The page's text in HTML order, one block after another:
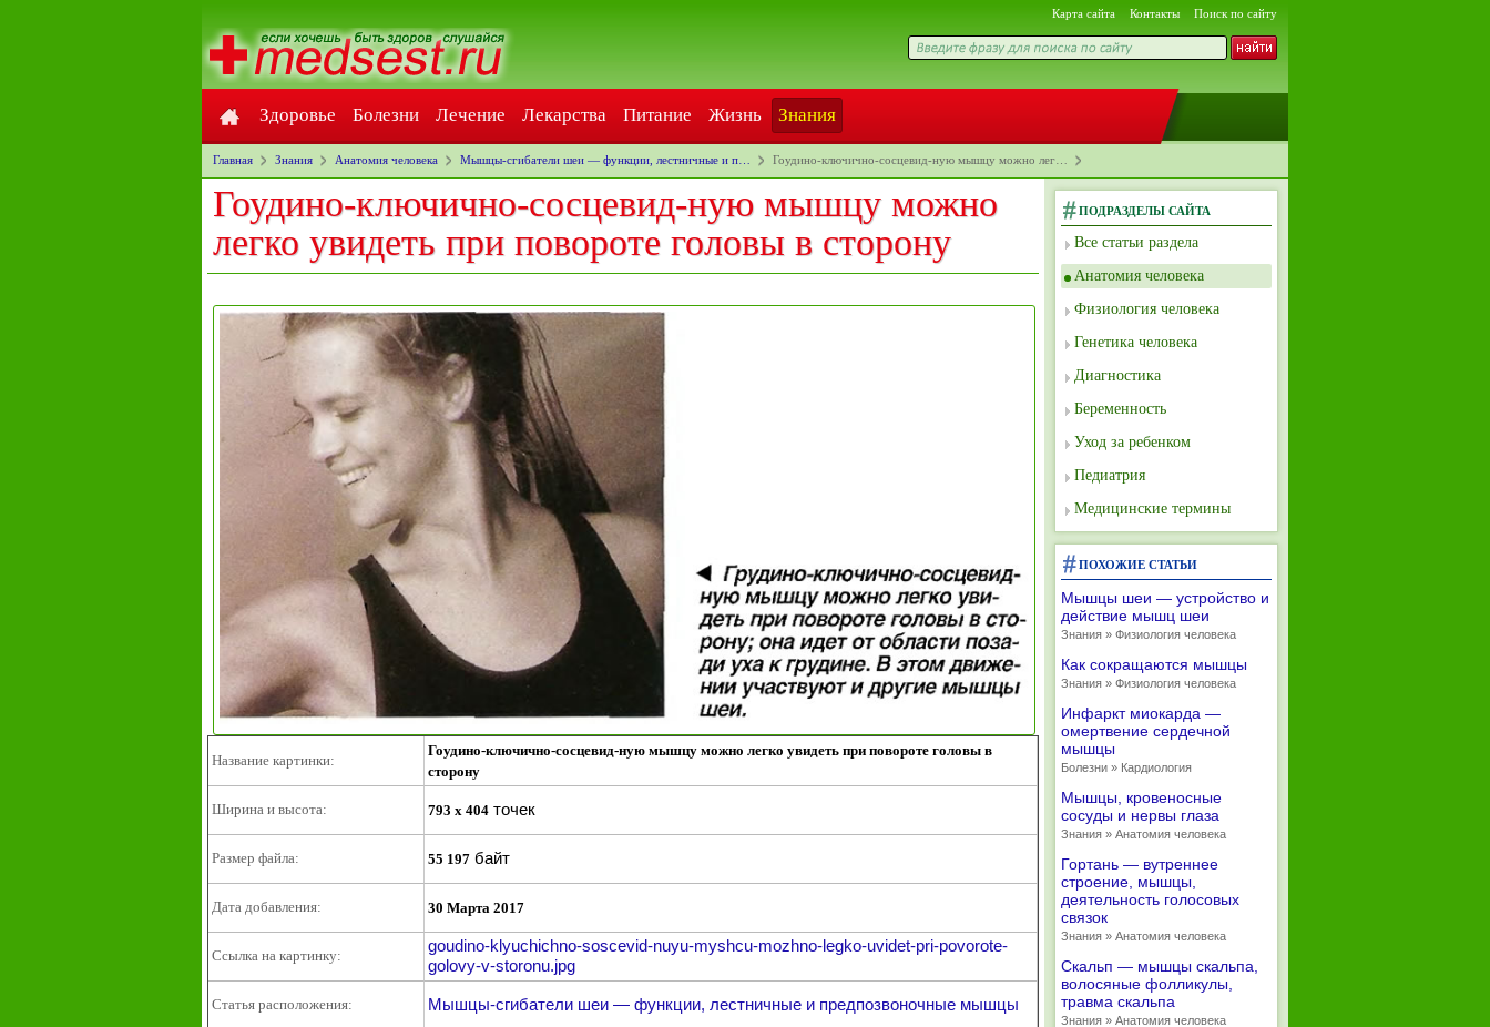
Карта сайта Контакты Поиск по сайту
Здоровье Болезни Лечение Лекарства Питание Жизнь Знания
Главная Знания Анатомия человека Мышцы-сгибатели шеи — функции, лестничные и п… Гоудино-ключично-сосцевид-ную мышцу можно лег…
Гоудино-ключично-сосцевид-ную мышцу можно
легко увидеть при повороте головы в сторону
Название картинки:
Гоудино-ключично-сосцевид-ную мышцу можно легко увидеть при повороте головы в
сторону
Ширина и высота: 793 x 404 точек
Размер файла: 55 197 байт
Дата добавления: 30 Марта 2017
Ссылка на картинку:
goudino-klyuchichno-soscevid-nuyu-myshcu-mozhno-legko-uvidet-pri-povorote-
golovy-v-storonu.jpg
Статья расположения: Мышцы-сгибатели шеи — функции, лестничные и предпозвоночные мышцы
ПОДРАЗДЕЛЫ САЙТА
Все статьи раздела
Анатомия человека
Физиология человека
Генетика человека
Диагностика
Беременность
Уход за ребенком
Педиатрия
Медицинские термины
ПОХОЖИЕ СТАТЬИ
Мышцы шеи — устройство и
действие мышц шеи
Знания » Физиология человека
Как сокращаются мышцы
Знания » Физиология человека
Инфаркт миокарда —
омертвение сердечной
мышцы
Болезни » Кардиология
Мышцы, кровеносные
сосуды и нервы глаза
Знания » Анатомия человека
Гортань — вутреннее
строение, мышцы,
деятельность голосовых
связок
Знания » Анатомия человека
Скальп — мышцы скальпа,
волосяные фолликулы,
травма скальпа
Знания » Анатомия человека